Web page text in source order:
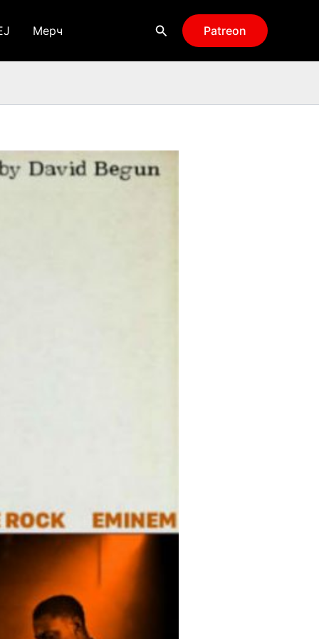
Мерч Поиск Patreon